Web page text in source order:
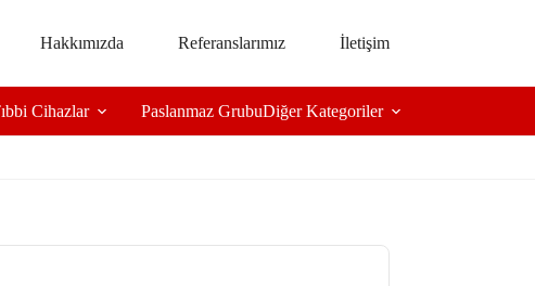
Hakkımızda Referanslarımız İletişim
Cihazlar Paslanmaz GrubuDiğer Kategoriler